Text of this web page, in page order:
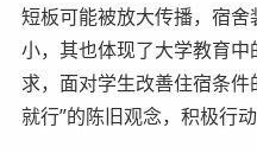
短板可能被放大传播，宿
小，其也体现了大学教育中
求，面对学生改善住宿条
就行”的陈旧观念，积极行